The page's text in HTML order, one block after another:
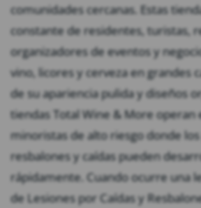
comunidades cercanas. Estas
constante de residentes, turistas,
organizadores de eventos y
vino, licores y cerveza en grandes
de su apariencia pulida y diseños
tiendas Total Wine & More operan
minoristas de alto riesgo donde
resbalones y caídas pueden
rápidamente. Cuando ocurre una
de Lesiones por Caídas y